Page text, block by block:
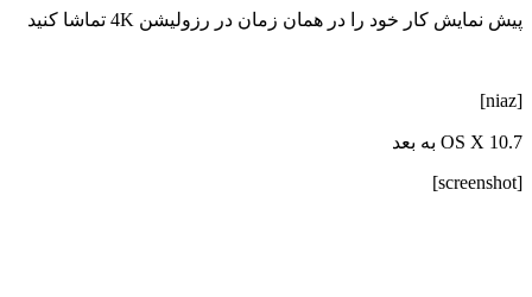
پیش نمایش کار خود را در همان زمان در رزولیشن 4K تماشا کنید
[niaz]
OS X 10.7 به بعد
[screenshot]